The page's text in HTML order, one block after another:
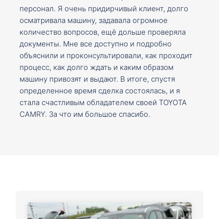
персонал. Я очень придирчивый клиент, долго
осматривала машину, задавала огромное
количество вопросов, ещё дольше проверяла
документы. Мне все доступно и подробно
объяснили и проконсультировали, как проходит
процесс, как долго ждать и каким образом
машину привозят и выдают. В итоге, спустя
определенное время сделка состоялась, и я
стала счастливым обладателем своей TOYOTA
CAMRY. За что им большое спасибо.